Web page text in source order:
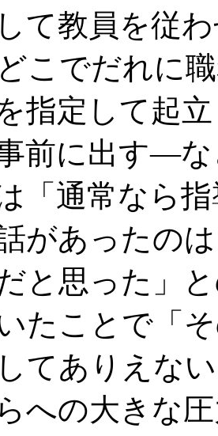
て教員を従
こでだれに
指定して起
前に出す―
「通常なら
があったの
と思った」
たことで「
てありえな
への大きな